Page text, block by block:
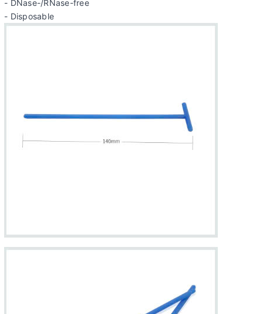
- DNase-/RNase-free
- Disposable